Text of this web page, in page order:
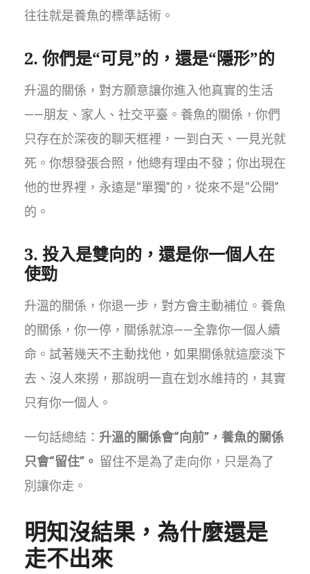
往往就是養魚的標準話術。
2. 你們是“可見”的，還是“隱形”的
升溫的關係，對方願意讓你進入他真實的生活
——朋友、家人、社交平臺。養魚的關係，你們
只存在於深夜的聊天框裡，一到白天、一見光就
死。你想發張合照，他總有理由不發；你出現在
他的世界裡，永遠是“單獨”的，從來不是“公開”
的。
3. 投入是雙向的，還是你一個人在
使勁
升溫的關係，你退一步，對方會主動補位。養魚
的關係，你一停，關係就涼——全靠你一個人續
命。試著幾天不主動找他，如果關係就這麼淡下
去、沒人來撈，那說明一直在划水維持的，其實
只有你一個人。
一句話總結： 升溫的關係會“向前”，養魚的關係
只會“留住”。 留住不是為了走向你，只是為了
別讓你走。
明知沒結果，為什麼還是
走不出來